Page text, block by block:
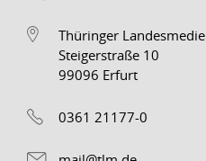
Thüringer
Steigerstraße 10
99096 Erfurt
0361 21177-0